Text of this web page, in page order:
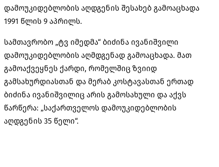
დამოუკიდებლობის აღდგენის შესახებ გამოაცხადა
1991 წლის 9 აპრილს.
სამთავრობო „ტვ იმედმა“ ბიძინა ივანიშვილი
დამოუკიდებლობის აღმდგენად გამოაცხადა. მათ
გამოაქვეყნეს ქარდი, რომელშიც ზვიიდ
გამსახურდიასთან და მერაბ კოსტავასთან ერთად
ბიძინა ივანიშვილიც არის გამოსახული და აქვს
წარწერა: „საქართველოს დამოუკიდებლობის
აღდგენის 35 წელი“.